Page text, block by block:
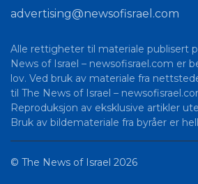
advertising@newsofisrael.com
Alle rettigheter til materiale publisert
News of Israel – newsofisrael.com er
lov. Ved bruk av materiale fra
til The News of Israel –
Reproduksjon av eksklusive artikler
Bruk av bildemateriale fra byråer er
© The News of Israel 2026